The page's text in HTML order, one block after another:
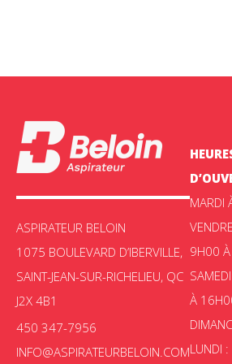
ASPIRATEUR BELOIN
1075 BOULEVARD D’IBERVILLE,
SAINT-JEAN-SUR-RICHELIEU, QC
J2X 4B1
450 347-7956
INFO@ASPIRATEURBELOIN.COM
MARDI
9H00
À
LUNDI :